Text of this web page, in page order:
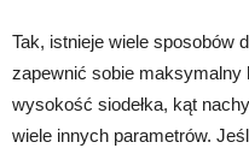
Tak, istnieje wiele sposobów
zapewnić sobie
wysokość siodełka, kąt
wiele innych parametrów.